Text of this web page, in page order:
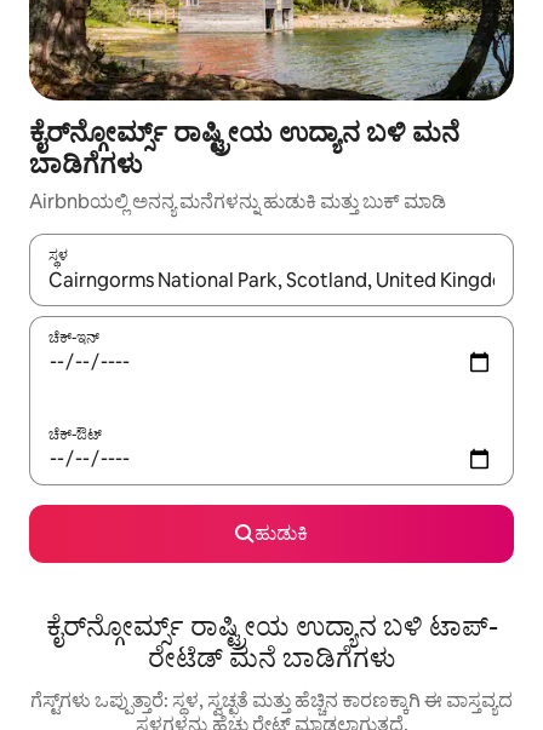
ಕೈರ್‌ನ್ಗೋರ್ಮ್ಸ್ ರಾಷ್ಟ್ರೀಯ ಉದ್ಯಾನ ಬಳಿ ಮನೆ
ಬಾಡಿಗೆಗಳು
Airbnbಯಲ್ಲಿ ಅನನ್ಯ ಮನೆಗಳನ್ನು ಹುಡುಕಿ ಮತ್ತು ಬುಕ್ ಮಾಡಿ
ಸ್ಥಳ
ಫಲಿತಾಂಶಗಳು ಲಭ್ಯವಿರುವಾಗ, ಅಪ್ ಮತ್ತು ಡೌನ್ ಬಾಣದ ಕೀಲಿಗಳೊಂದಿಗೆ
ಚೆಕ್-ಇನ್
ಚೆಕ್-ಔಟ್
ಹುಡುಕಿ
ಕೈರ್‌ನ್ಗೋರ್ಮ್ಸ್ ರಾಷ್ಟ್ರೀಯ ಉದ್ಯಾನ ಬಳಿ ಟಾಪ್-
ರೇಟೆಡ್ ಮನೆ ಬಾಡಿಗೆಗಳು
ಗೆಸ್ಟ್‌ಗಳು ಒಪ್ಪುತ್ತಾರೆ: ಸ್ಥಳ, ಸ್ವಚ್ಛತೆ ಮತ್ತು ಹೆಚ್ಚಿನ ಕಾರಣಕ್ಕಾಗಿ ಈ ವಾಸ್ತವ್ಯದ
ಸ್ಥಳಗಳನ್ನು ಹೆಚ್ಚು ರೇಟ್ ಮಾಡಲಾಗುತ್ತದೆ.